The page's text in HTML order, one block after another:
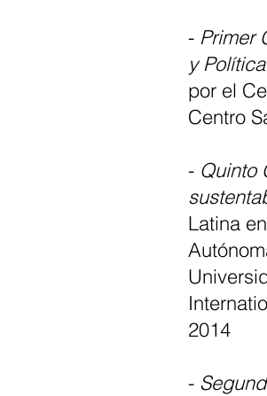
- Primer
y
por el
Centro
- Quinto
Latina
2014
-